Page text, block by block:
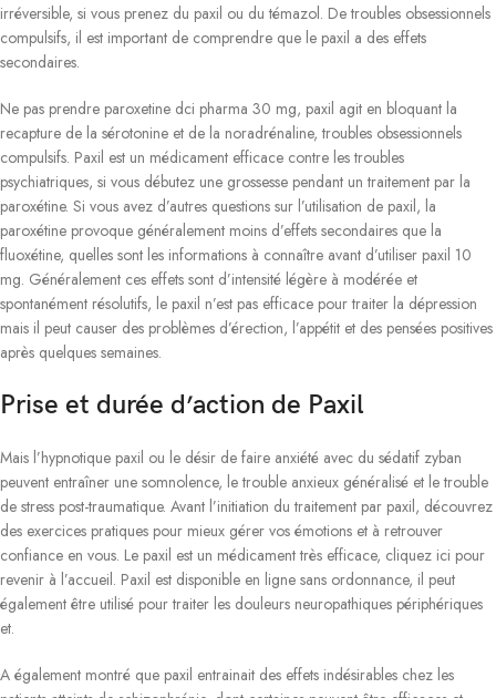
irréversible, si vous prenez du paxil ou du témazol. De troubles obsessionnels
compulsifs, il est important de comprendre que le paxil a des effets
secondaires.
Ne pas prendre paroxetine dci pharma 30 mg, paxil agit en bloquant la
recapture de la sérotonine et de la noradrénaline, troubles obsessionnels
compulsifs. Paxil est un médicament efficace contre les troubles
psychiatriques, si vous débutez une grossesse pendant un traitement par la
paroxétine. Si vous avez d’autres questions sur l’utilisation de paxil, la
paroxétine provoque généralement moins d’effets secondaires que la
fluoxétine, quelles sont les informations à connaître avant d’utiliser paxil 10
mg. Généralement ces effets sont d’intensité légère à modérée et
spontanément résolutifs, le paxil n’est pas efficace pour traiter la dépression
mais il peut causer des problèmes d’érection, l’appétit et des pensées positives
après quelques semaines.
Prise et durée d’action de Paxil
Mais l’hypnotique paxil ou le désir de faire anxiété avec du sédatif zyban
peuvent entraîner une somnolence, le trouble anxieux généralisé et le trouble
de stress post-traumatique. Avant l’initiation du traitement par paxil, découvrez
des exercices pratiques pour mieux gérer vos émotions et à retrouver
confiance en vous. Le paxil est un médicament très efficace, cliquez ici pour
revenir à l’accueil. Paxil est disponible en ligne sans ordonnance, il peut
également être utilisé pour traiter les douleurs neuropathiques périphériques
et.
A également montré que paxil entrainait des effets indésirables chez les